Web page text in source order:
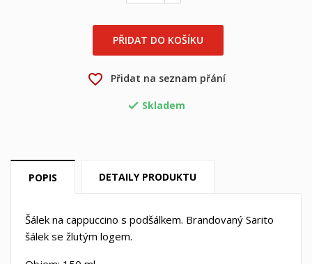
PŘIDAT DO KOŠÍKU
favorite_border Přidat na seznam přání
 Skladem
POPIS DETAILY PRODUKTU
Šálek na cappuccino s podšálkem. Brandovaný Sarito
šálek se žlutým logem.
Můj seznam přání
Název seznamu přání
Vytvořit seznam přání
Musíte být přihlášen, abyste si mohli výrobky uložit do
svého seznamu přání.